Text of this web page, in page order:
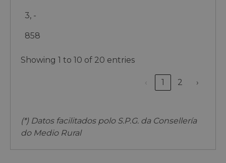
3, -
858
Showing 1 to 10 of 20 entries
‹ 1 2 ›
(*) Datos facilitados polo S.P.G. da Consellería
do Medio Rural